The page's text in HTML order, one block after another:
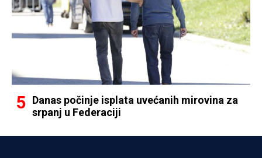
Danas počinje isplata uvećanih mirovina za
srpanj u Federaciji